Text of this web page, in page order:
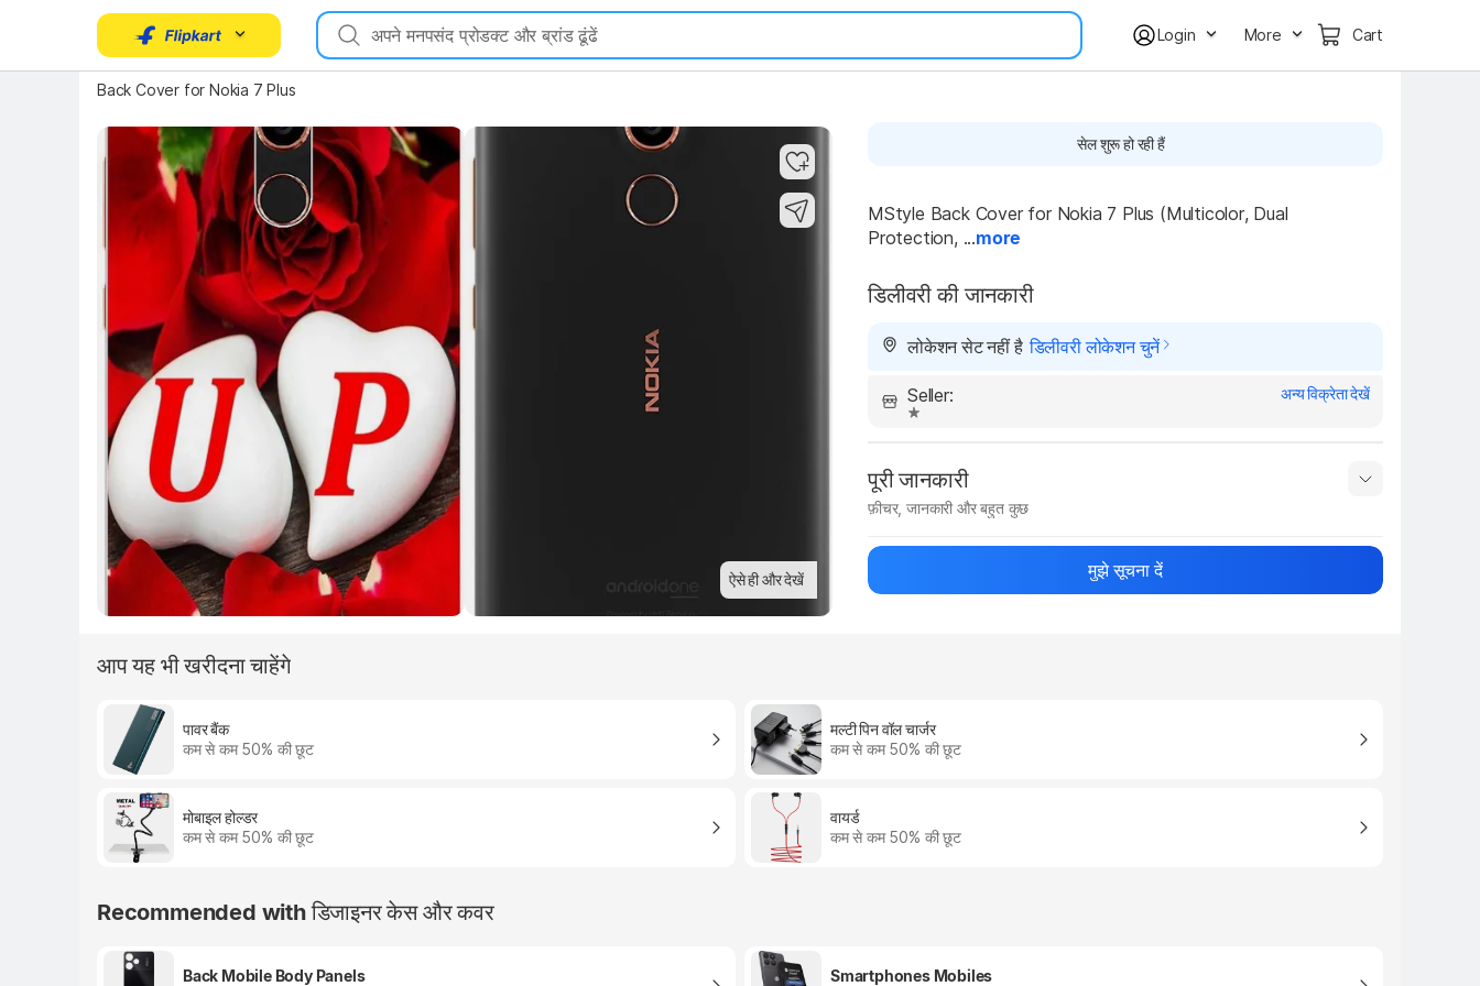
Login More Cart
Back Cover for Nokia 7 Plus
ऐसे ही और देखें
सेल शुरू हो रही हैं
MStyle Back Cover for Nokia 7 Plus (Multicolor, Dual
Protection, ...more
डिलीवरी की जानकारी
लोकेशन सेट नहीं है डिलीवरी लोकेशन चुनें
Seller: अन्य विक्रेता देखें
पूरी जानकारी
फ़ीचर, जानकारी और बहुत कुछ
Show More
मुझे सूचना दें
आप यह भी खरीदना चाहेंगे
पावर बैंक
कम से कम 50% की छूट
मल्टी पिन वॉल चार्जर
कम से कम 50% की छूट
मोबाइल होल्डर
कम से कम 50% की छूट
वायर्ड
कम से कम 50% की छूट
Recommended with डिजाइनर केस और कवर
Back Mobile Body Panels Smartphones Mobiles